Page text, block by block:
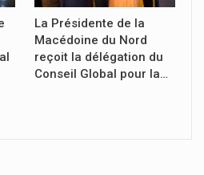
La Présidente de la
Macédoine du Nord
reçoit la délégation du
Conseil Global pour la…